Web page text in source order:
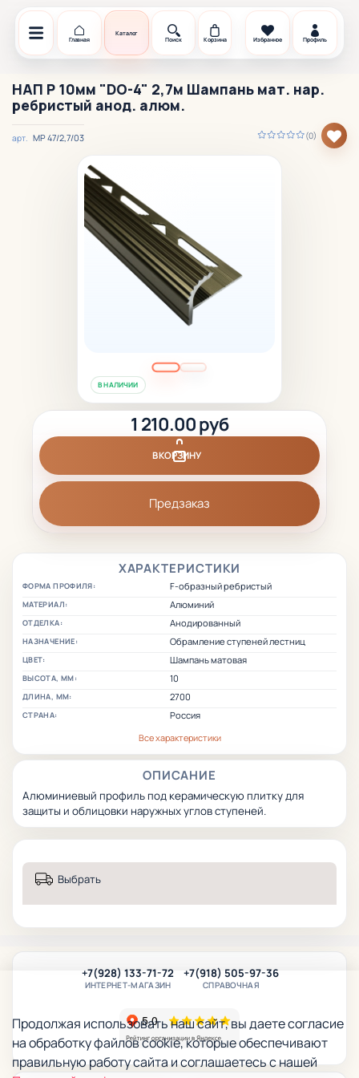
Главная
Каталог
Поиск
Корзина Избранное Профиль
НАП Р 10мм "DO-4" 2,7м Шампань мат. нар.
ребристый анод. алюм.
(0)
арт. МР 47/2,7/03
В НАЛИЧИИ
ХАРАКТЕРИСТИКИ
ФОРМА ПРОФИЛЯ: F-образный ребристый
МАТЕРИАЛ: Алюминий
ОТДЕЛКА: Анодированный
НАЗНАЧЕНИЕ: Обрамление ступеней лестниц
ЦВЕТ: Шампань матовая
ВЫСОТА, ММ: 10
ДЛИНА, ММ: 2700
СТРАНА:
Россия
Все характеристики
ОПИСАНИЕ
Алюминиевый профиль под керамическую плитку для
защиты и облицовки наружных углов ступеней.
1 210.00 руб
В КОРЗИНУ
Предзаказ
Выбрать
+7(928) 133-71-72
ИНТЕРНЕТ-МАГАЗИН
+7(918) 505-97-36
СПРАВОЧНАЯ
Продолжая использовать наш сайт, вы даете согласие
на обработку файлов cookie, которые обеспечивают
правильную работу сайта и соглашаетесь с нашей